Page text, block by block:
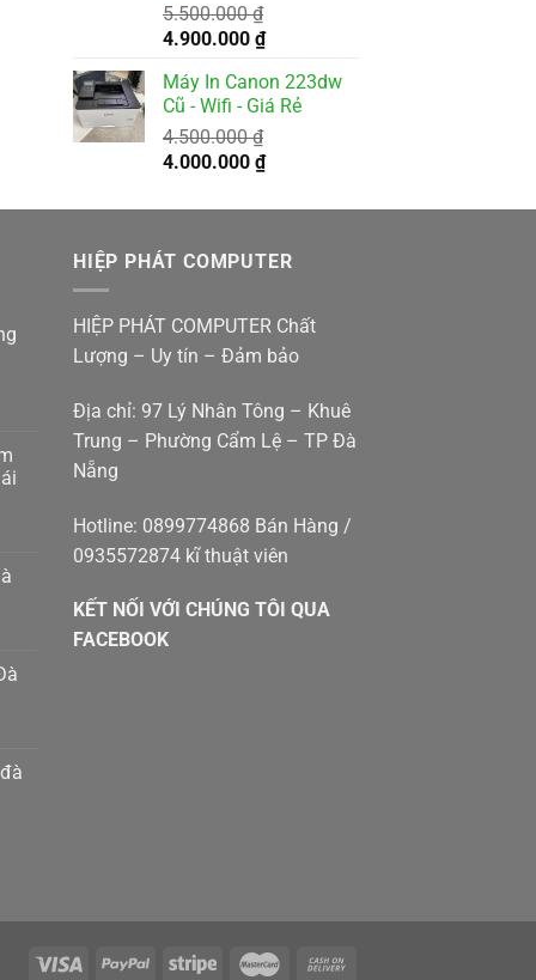
5.500.000₫
Giá
là:
5.500.000 ₫.
4.900.000 ₫Giá
tại
là:
Máy In Canon 223dw
Cũ - Wifi - Giá Rẻ
4.500.000₫
Giá
là:
4.000.000 ₫Giá
tại
4.000.000 ₫.
HIỆP PHÁT COMPUTER
HIỆP PHÁT COMPUTER Chất
Lượng – Uy tín – Đảm bảo
Địa chỉ: 97 Lý Nhân Tông – Khuê
Trung – Phường Cẩm Lệ – TP Đà
Nẵng
Hotline: 0899774868 Bán Hàng /
0935572874 kĩ thuật viên
KẾT NỐI VỚI CHÚNG TÔI QUA
FACEBOOK